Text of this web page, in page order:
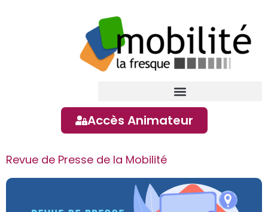
Accès Animateur
Revue de Presse de la Mobilité